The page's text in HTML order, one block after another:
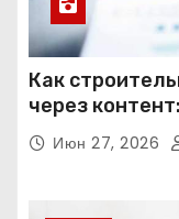
Как
через
Июн 27, 2026